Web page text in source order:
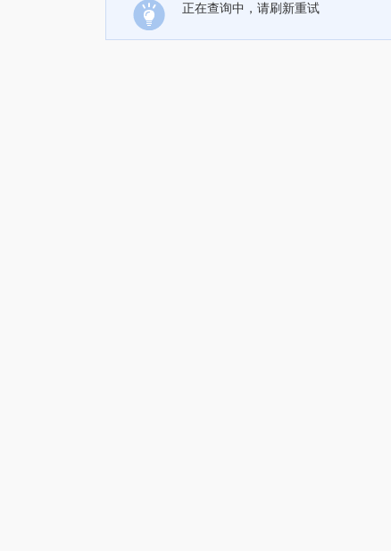
正在查询中，请刷新重试